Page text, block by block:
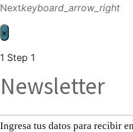
Nextkeyboard_arrow_right
×
1 Step 1
Newsletter
Ingresa tus datos para recibir